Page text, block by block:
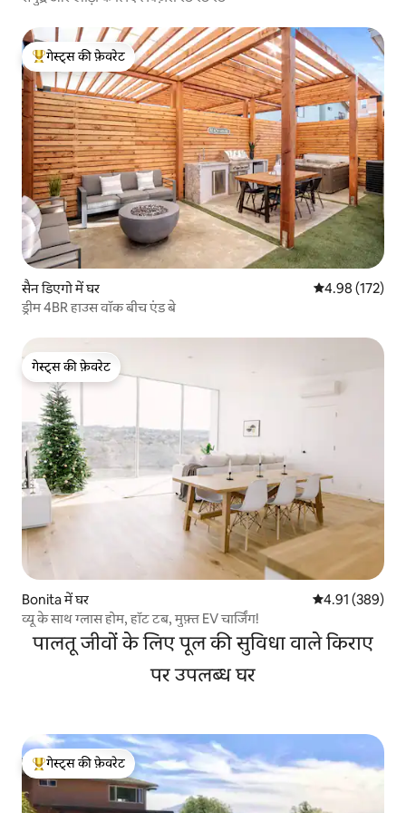
गेस्ट्स का टॉप फ़ेवरेट
गेस्ट्स की फ़ेवरेट
सैन डिएगो में घर औसत रेटिंग 5 में से
4.98 (172)
ड्रीम 4BR हाउस वॉक बीच एंड बे
गेस्ट्स की फ़ेवरेट
गेस्ट्स की फ़ेवरेट
Bonita में घर औसत रेटिंग 5 में से
4.91 (389)
व्यू के साथ ग्लास होम, हॉट टब, मुफ़्त EV चार्जिंग!
पालतू जीवों के लिए पूल की सुविधा वाले किराए
पर उपलब्ध घर
गेस्ट्स का टॉप फ़ेवरेट
गेस्ट्स की फ़ेवरेट